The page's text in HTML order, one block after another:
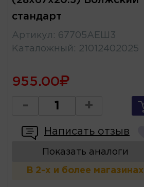
стандарт
Артикул : 67705АЕШ3
Каталожный : 21012402025
955.00
- +
Написать отзыв
Показать аналоги
В 2-х и более магазинах